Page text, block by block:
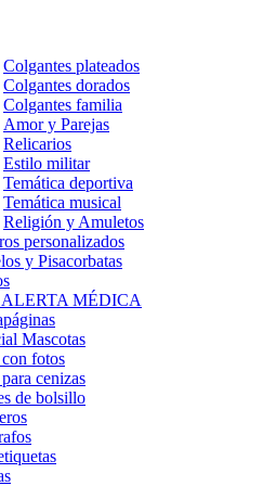
Colgantes plateados
Colgantes dorados
Colgantes familia
Amor y Parejas
Relicarios
Estilo militar
Temática deportiva
Temática musical
Religión y Amuletos
personalizados
y Pisacorbatas
ALERTA MÉDICA
Mascotas
fotos
cenizas
de bolsillo